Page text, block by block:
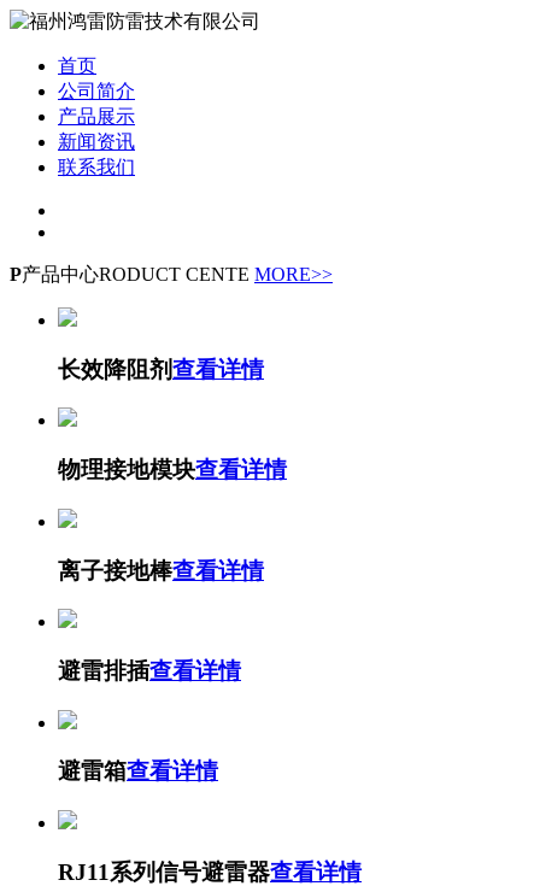
首页
公司简介
产品展示
新闻资讯
联系我们
P产品中心RODUCT CENTE MORE>>
长效降阻剂查看详情
物理接地模块查看详情
离子接地棒查看详情
避雷排插查看详情
避雷箱查看详情
RJ11系列信号避雷器查看详情